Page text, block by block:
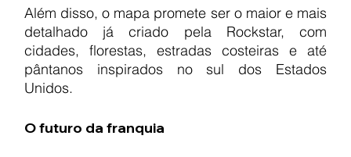
Além disso, o mapa promete ser o maior e mais
detalhado já criado pela Rockstar, com
cidades, florestas, estradas costeiras e até
pântanos inspirados no sul dos Estados
Unidos.
O futuro da franquia